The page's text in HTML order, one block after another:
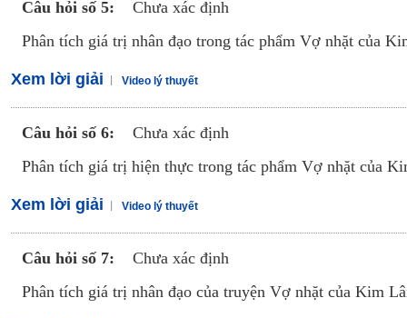
Câu hỏi số 5:
Chưa xác định
Phân tích giá trị nhân đạo trong tác phẩm Vợ nhặt của
Xem lời giải Video lý thuyết
Câu hỏi số 6:
Chưa xác định
Phân tích giá trị hiện thực trong tác phẩm Vợ nhặt của
Xem lời giải Video lý thuyết
Câu hỏi số 7:
Chưa xác định
Phân tích giá trị nhân đạo của truyện Vợ nhặt của Kim